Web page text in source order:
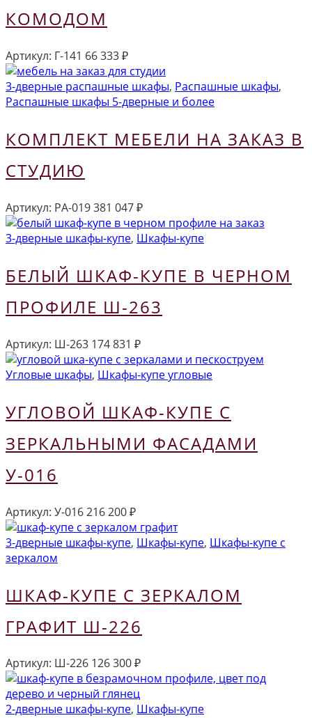
КОМОДОМ
Артикул: Г-141 66 333₽
3-дверные распашные шкафы, Распашные шкафы,
Распашные шкафы 5-дверные и более
КОМПЛЕКТ МЕБЕЛИ НА ЗАКАЗ В
СТУДИЮ
Артикул: РА-019381 047₽
3-дверные шкафы-купе, Шкафы-купе
БЕЛЫЙ ШКАФ-КУПЕ В ЧЕРНОМ
ПРОФИЛЕ Ш-263
Артикул: Ш-263 174 831 ₽
Угловые шкафы, Шкафы-купе угловые
УГЛОВОЙ ШКАФ-КУПЕ С
ЗЕРКАЛЬНЫМИ ФАСАДАМИ
У-016
Артикул: У-016216 200₽
3-дверные шкафы-купе, Шкафы-купе, Шкафы-купе с
зеркалом
ШКАФ-КУПЕ С ЗЕРКАЛОМ
ГРАФИТ Ш-226
Артикул: Ш-226 126 300₽
2-дверные шкафы-купе, Шкафы-купе